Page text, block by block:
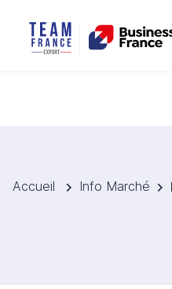
Accueil Info Marché